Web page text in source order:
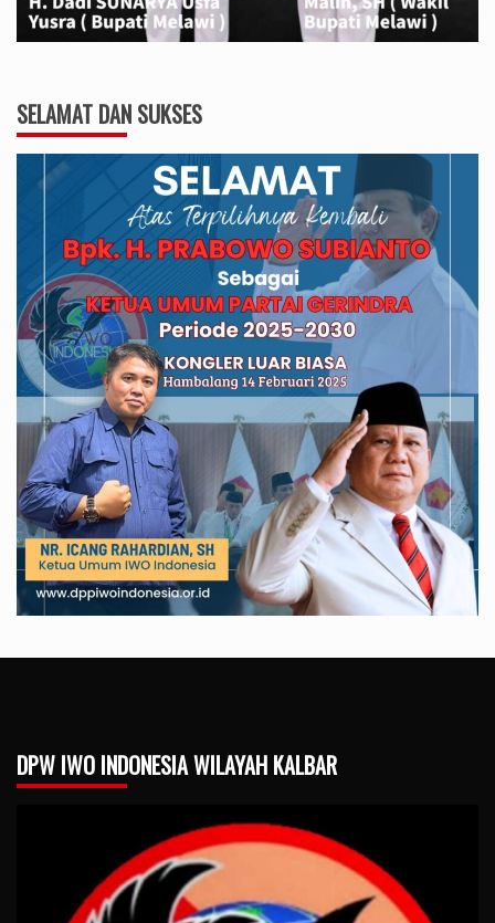
SELAMAT DAN SUKSES
DPW IWO INDONESIA WILAYAH KALBAR